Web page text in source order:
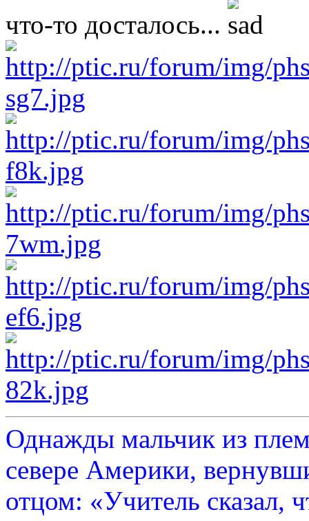
что-то досталось...
Однажды мальчик из
севере Америки,
отцом: «Учитель сказал,